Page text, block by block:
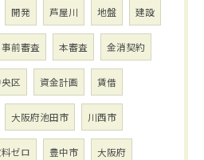
開発 芦屋川 地盤 建設
事前審査 本審査 金消契約
区 資金計画 賃借
大阪府池田市 川西市
ゼロ 豊中市 大阪府